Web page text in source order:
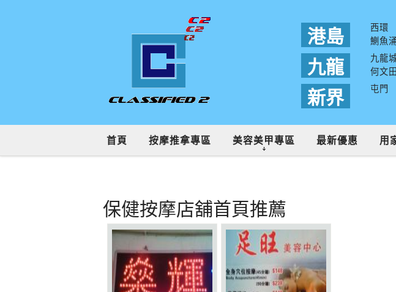
港島 西環
鰂魚涌
九龍 九龍
何文田
新界 屯門
首頁 按摩推拿專區 美容美甲專區 最新優惠 用
保健按摩店舖首頁推薦